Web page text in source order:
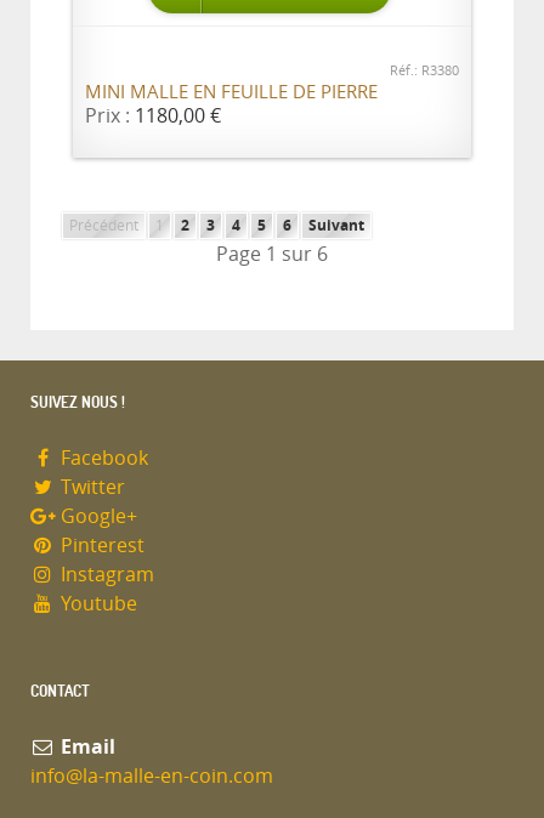
Réf.: R3380
MINI MALLE EN FEUILLE DE PIERRE
Prix : 1180,00 €
Précédent 1 2 3 4 5 6 Suivant
Page 1 sur 6
SUIVEZ NOUS !
Facebook
Twitter
Google+
Pinterest
Instagram
Youtube
CONTACT
Email
info@la-malle-en-coin.com